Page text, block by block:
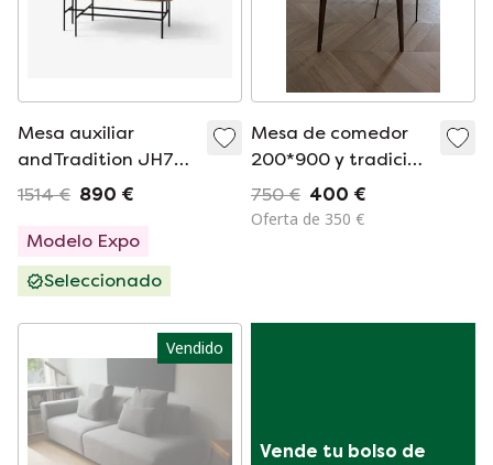
Mesa auxiliar
andTradition JH7
Palette
1514 € 890 €
Modelo Expo
Seleccionado
Mesa de comedor
200*900 y tradición
entre sk5 roble
ahumado
750 € 400 €
Oferta de 350 €
Vendido
Vende tu bolso de